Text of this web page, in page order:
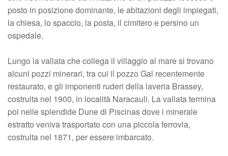
posto in posizione dominante, le abitazioni degli impiegati,
la chiesa, lo spaccio, la posta, il cimitero e persino un
ospedale.
Lungo la vallata che collega il villaggio al mare si trovano
alcuni pozzi minerari, tra cui il pozzo Gal recentemente
restaurato, e gli imponenti ruderi della laveria Brassey,
costruita nel 1900, in località Naracauli. La vallata termina
poi nelle splendide Dune di Piscinas dove i minerale
estratto veniva trasportato con una piccola ferrovia,
costruita nel 1871, per essere imbarcato.